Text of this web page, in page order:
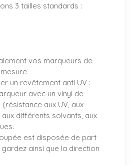
3 tailles standards :
vos marqueurs de
un revêtement anti UV :
avec un vinyl de
aux UV, aux
différents solvants, aux
est disposée de part
gardez ainsi que la direction